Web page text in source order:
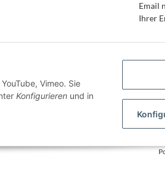
Vimeo. Sie
Konfigurieren und in
Email
Ihrer